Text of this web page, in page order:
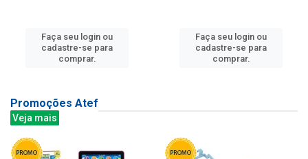
Faça seu login ou
cadastre-se para
comprar.
Faça seu login ou
cadastre-se para
comprar.
Promoções Atef
Veja mais